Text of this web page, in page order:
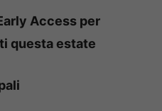
Access per
questa estate